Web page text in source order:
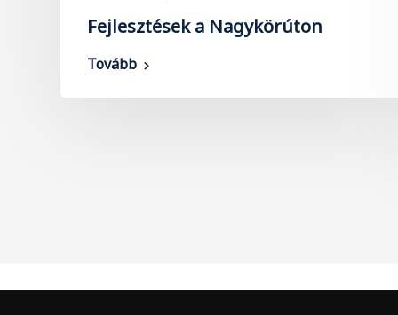
Fejlesztések a Nagykörúton
Tovább